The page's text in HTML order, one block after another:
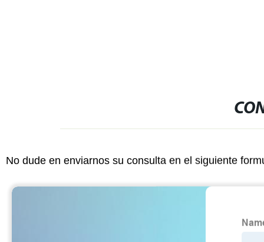
No dude en enviarnos su consulta en el siguiente